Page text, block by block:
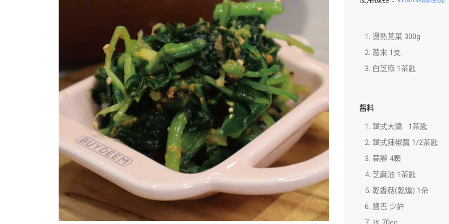
燙熟莧菜 300g
蔥末 1支
白芝麻 1茶匙
醬料:
韓式大醬 1茶匙
韓式辣椒醬 1/2茶匙
蒜瓣 4顆
芝麻油 1茶匙
乾香菇(乾煸) 1朵
鹽巴 少許